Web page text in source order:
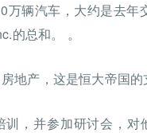
万辆汽车，大约是去
的总和。 。
地产，这是恒大帝国的
训，并参加研讨会，